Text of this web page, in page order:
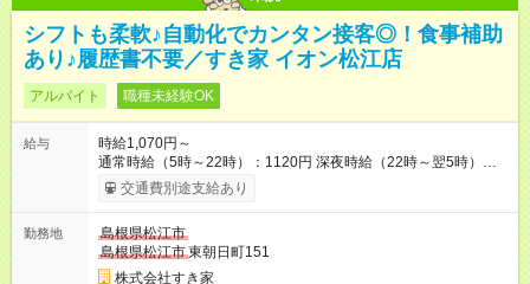
シフトも柔軟♪自動化でカンタン接客◎！食事補助
あり♪履歴書不要／すき家 イオン松江店
アルバイト 職種未経験OK
給与
時給1,070円～
通常時給（5時～22時）：1120円 深夜時給（22時～翌5時）：
1400円 高校生時給：1070円 【特別手当】早朝手当（5：00-9：
00）時給+150円 【試用期間】試用期間あり 試用期間の長さ：1
30日（※条件変更なし）ですが、切り上げで一ヶ月とさせてい
ただきます。 研修制度あり：15時間(研修中も同時給）
交通費別途支給あり
勤務地
島根県松江市
島根県松江市東朝日町151
株式会社すき家